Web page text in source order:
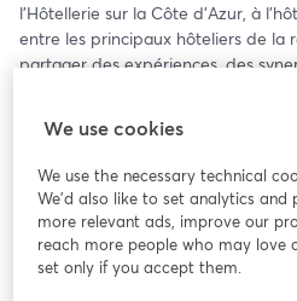
l'Hôtellerie sur la Côte d'Azur, à
entre les principaux hôteliers de la
partager des expériences, des
Une occasion de se concentrer sur
contraintes lors de la mise en
durabilité dans les hôtels en France.
Nous attendons avec impatience
We use cookies
We use the necessary technical
We'd also like to set analytics and
more relevant ads, improve our
reach more people who may love
set only if you accept them.